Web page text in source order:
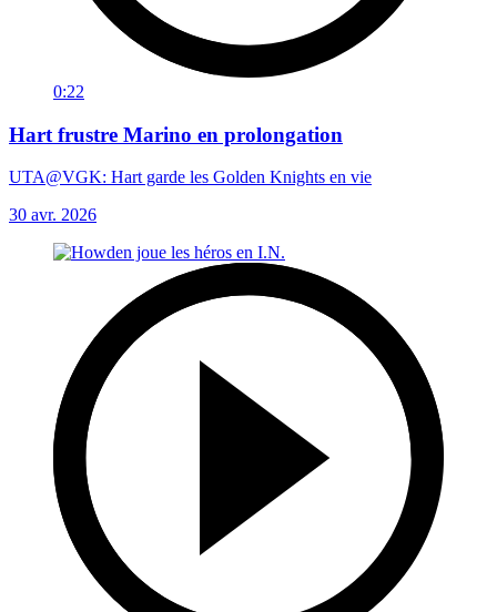
0:22
Hart frustre Marino en prolongation
UTA@VGK: Hart garde les Golden Knights en vie
30 avr. 2026